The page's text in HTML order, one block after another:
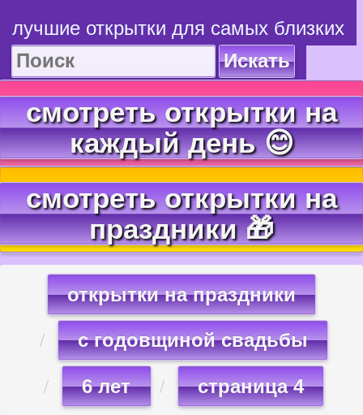
лучшие открытки для самых близких
Искать
смотреть открытки на
каждый день 😊
смотреть открытки на
праздники 🎁
открытки на праздники
с годовщиной свадьбы
6 лет страница 4